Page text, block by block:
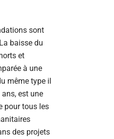
sont
baisse du
et
à une
même type il
est une
pour tous les
des projets